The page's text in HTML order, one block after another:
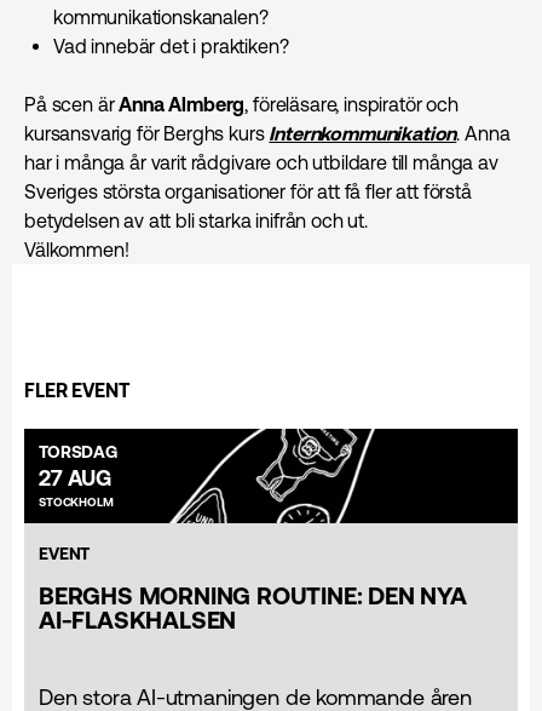
kommunikationskanalen?
Vad innebär det i praktiken?
På scen ärAnna Almberg, föreläsare, inspiratör och
kursansvarig för Berghs kurs Intern­kommunikation. Anna
har i många år varit rådgivare och utbildare till många av
Sveriges största organisationer för att få fler att förstå
betydelsen av att bli starka inifrån och ut.
Välkommen!
FLER EVENT
TORSDAG
27 AUG
STOCKHOLM
EVENT
BERGHS MORNING ROUTINE: DEN NYA
AI-FLASKHALSEN
Den stora AI-utmaningen de kommande åren